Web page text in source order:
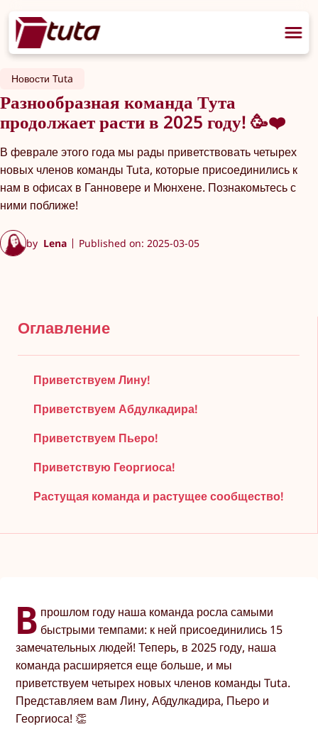
Новости Tuta
Разнообразная команда Тута
продолжает расти в 2025 году! 🥳❤️
В феврале этого года мы рады приветствовать четырех
новых членов команды Tuta, которые присоединились к
нам в офисах в Ганновере и Мюнхене. Познакомьтесь с
ними поближе!
by Lena Published on: 2025-03-05
Оглавление
Приветствуем Лину!
Приветствуем Абдулкадира!
Приветствуем Пьеро!
Приветствую Георгиоса!
Растущая команда и растущее сообщество!
В прошлом году наша команда росла самыми
быстрыми темпами: к ней присоединились 15
замечательных людей! Теперь, в 2025 году, наша
команда расширяется еще больше, и мы
приветствуем четырех новых членов команды Tuta.
Представляем вам Лину, Абдулкадира, Пьеро и
Георгиоса! 👏